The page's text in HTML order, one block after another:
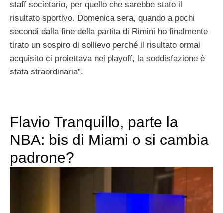
staff societario, per quello che sarebbe stato il
risultato sportivo. Domenica sera, quando a pochi
secondi dalla fine della partita di Rimini ho finalmente
tirato un sospiro di sollievo perché il risultato ormai
acquisito ci proiettava nei playoff, la soddisfazione è
stata straordinaria”.
Flavio Tranquillo, parte la
NBA: bis di Miami o si cambia
padrone?